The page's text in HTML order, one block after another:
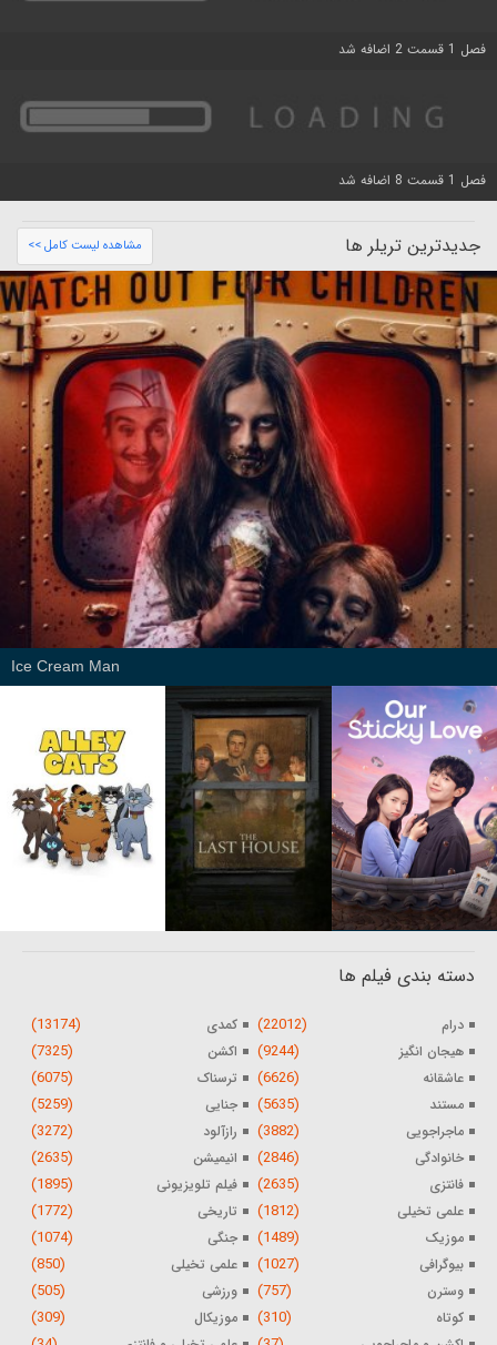
فصل 1 قسمت 2 اضافه شد
فصل 1 قسمت 8 اضافه شد
جدیدترین تریلر ها مشاهده لیست کامل >>
Ice Cream Man
دسته بندی فیلم ها
درام (22012) کمدی (13174)
هیجان انگیز (9244) اکشن (7325)
عاشقانه (6626) ترسناک (6075)
مستند (5635) جنایی (5259)
ماجراجویی (3882) رازآلود (3272)
خانوادگی (2846) انیمیشن (2635)
فانتزی (2635) فیلم تلویزیونی (1895)
علمی تخیلی (1812) تاریخی (1772)
موزیک (1489) جنگی (1074)
بیوگرافی (1027) علمی تخیلی (850)
وسترن (757) ورزشی (505)
کوتاه (310) موزیکال (309)